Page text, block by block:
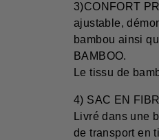
3)CONFORT
ajustable,
bambou ainsi
BAMBOO.
Le tissu de
4) SAC EN
Livré dans une
de transport en